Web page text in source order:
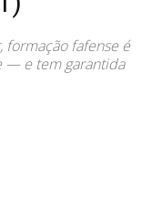
formação fafense é
— e tem garantida